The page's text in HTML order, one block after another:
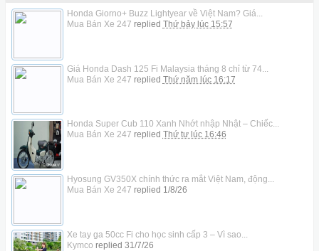
Honda Giorno+ Buzz Lightyear về Việt Nam? Giá...
Mua Bán Xe 247 replied Thứ bảy lúc 15:57
Giá Honda Dash 125 Fi Malaysia tháng 8 chỉ từ 74...
Mua Bán Xe 247 replied Thứ năm lúc 16:17
Honda Super Cub 110 Xanh Nhớt nhập Nhật – Chiếc...
Mua Bán Xe 247 replied Thứ tư lúc 16:46
Hyosung GV350X chính thức ra mắt Việt Nam, động...
Mua Bán Xe 247 replied 1/8/26
Xe tay ga 50cc Fi cho học sinh cấp 3 – Vì sao...
Kymco replied 31/7/26